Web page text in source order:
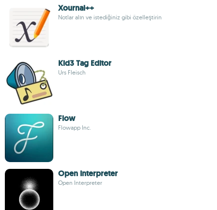
Xournal++
Notlar alın ve istediğiniz gibi özelleştirin
Kid3 Tag Editor
Urs Fleisch
Flow
Flowapp Inc.
Open Interpreter
Open Interpreter